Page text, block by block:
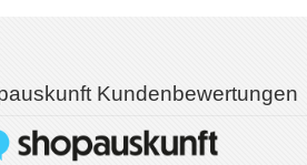
Kundenbewertungen